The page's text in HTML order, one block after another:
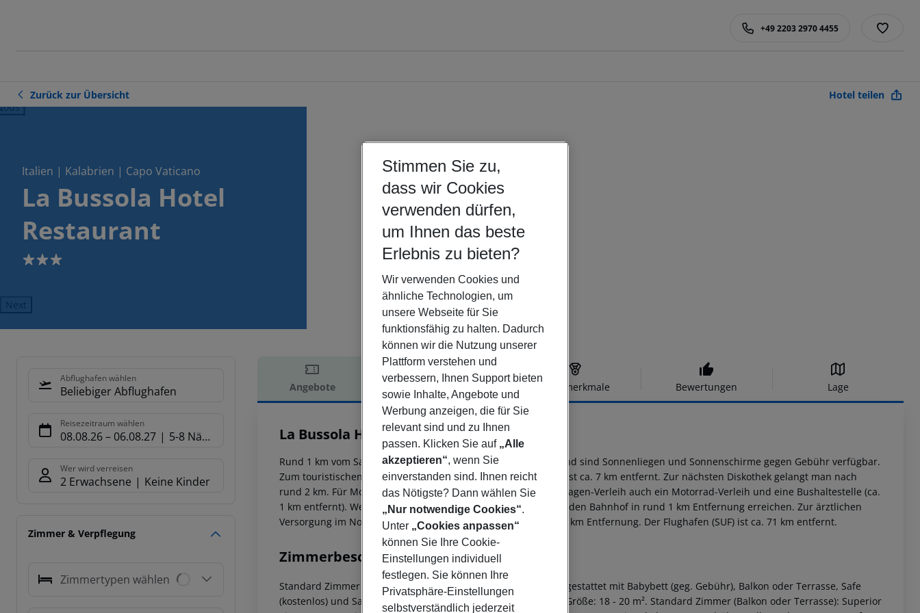
+49 2203 2970 4455
Zurück zur Übersicht Hotel teilen
Italien | Kalabrien | Capo Vaticano
La Bussola Hotel
Restaurant
3
Next
Abflughafen wählen
Beliebiger Abflughafen
Reisezeitraum wählen
08.08.26– 06.08.27 5-8 Nächte
Wer wird verreisen
2 Erwachsene Keine Kinder
Zimmer & Verpflegung
Zimmertypen wählen
Angebote Hotelbeschreibung Hotelmerkmale Bewertungen Lage
Hotelbeschreibung
La Bussola Hotel Restaurant
3
Rund 1 km vom Sandstrand entfernt gelegenes Hotel. Am Strand sind Sonnenliegen und Sonnenschirme gegen Gebühr verfügbar.
Zum touristischen Zentrum sind es ca. 1 km. Die Stadt Tropea ist ca. 7 km entfernt. Zur nächsten Diskothek gelangt man nach
rund 2 km. Für Mobilität im Urlaub sorgen neben einem Mietwagen-Verleih auch ein Motorrad-Verleih und eine Bushaltestelle (ca.
1 km entfernt). Weiter entfernt gelegene Orte lassen sich über den Bahnhof in rund 1 km Entfernung erreichen. Zur ärztlichen
Versorgung im Notfall befindet sich ein Krankenhaus in etwa 7 km Entfernung. Der Flughafen (SUF) ist ca. 71 km entfernt.
Zimmerbeschreibung
Standard Zimmer (Balkon oder Terrasse): Die Zimmer sind ausgestattet mit Babybett (geg. Gebühr), Balkon oder Terrasse, Safe
(kostenlos) und Sat-TV sowie zentral gesteuerter Klimaanlage. Größe: 18 - 20 m². Standard Zimmer (Balkon oder Terrasse): Superior
Stimmen Sie zu,
dass wir Cookies
verwenden dürfen,
um Ihnen das beste
Erlebnis zu bieten?
Wir verwenden Cookies und
ähnliche Technologien, um
unsere Webseite für Sie
funktionsfähig zu halten. Dadurch
können wir die Nutzung unserer
Plattform verstehen und
verbessern, Ihnen Support bieten
sowie Inhalte, Angebote und
Werbung anzeigen, die für Sie
relevant sind und zu Ihnen
passen. Klicken Sie auf „Alle
akzeptieren“, wenn Sie
einverstanden sind. Ihnen reicht
das Nötigste? Dann wählen Sie
„Nur notwendige Cookies“.
Unter „Cookies anpassen“
können Sie Ihre Cookie-
Einstellungen individuell
festlegen. Sie können Ihre
Privatsphäre-Einstellungen
selbstverständlich jederzeit